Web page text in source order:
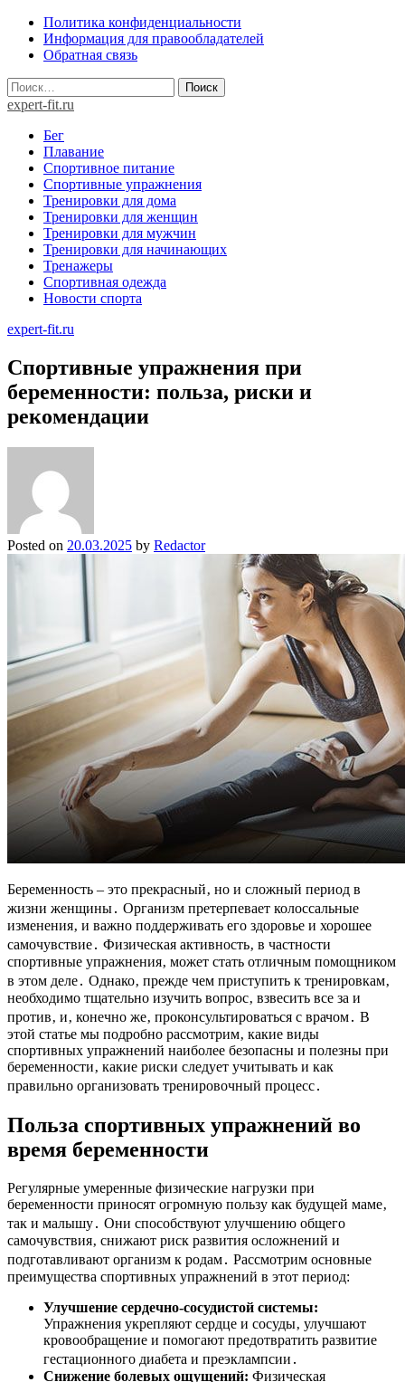
Skip
content
Политика конфиденциальности
Информация для правообладателей
Обратная связь
Найти:
expert-fit.ru
Бег
Плавание
Спортивное питание
Спортивные упражнения
Тренировки для дома
Тренировки для женщин
Тренировки для мужчин
Тренировки для начинающих
Тренажеры
Спортивная одежда
Новости спорта
expert-fit.ru
Спортивные упражнения при
беременности: польза, риски и
рекомендации
Posted on 20.03.2025 by Redactor
Беременность – это прекрасный‚ но и сложный период в
жизни женщины․ Организм претерпевает колоссальные
изменения‚ и важно поддерживать его здоровье и хорошее
самочувствие․ Физическая активность‚ в частности
спортивные упражнения‚ может стать отличным помощником
в этом деле․ Однако‚ прежде чем приступить к тренировкам‚
необходимо тщательно изучить вопрос‚ взвесить все за и
против‚ и‚ конечно же‚ проконсультироваться с врачом․ В
этой статье мы подробно рассмотрим‚ какие виды
спортивных упражнений наиболее безопасны и полезны при
беременности‚ какие риски следует учитывать и как
правильно организовать тренировочный процесс․
Польза спортивных упражнений во
время беременности
Регулярные умеренные физические нагрузки при
беременности приносят огромную пользу как будущей маме‚
так и малышу․ Они способствуют улучшению общего
самочувствия‚ снижают риск развития осложнений и
подготавливают организм к родам․ Рассмотрим основные
преимущества спортивных упражнений в этот период:
Улучшение сердечно-сосудистой системы:
Упражнения укрепляют сердце и сосуды‚ улучшают
кровообращение и помогают предотвратить развитие
гестационного диабета и преэклампсии․
Снижение болевых ощущений: Физическая